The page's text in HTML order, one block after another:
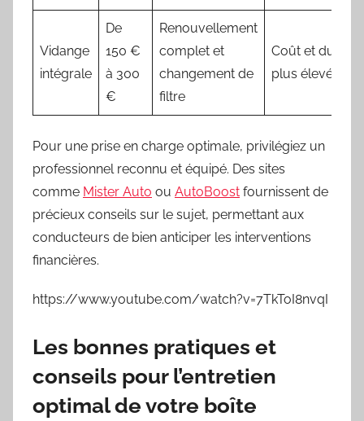
Vidange
intégrale
De
150 €
à 300
€
Renouvellement
complet et
changement de
filtre
Coût et durée
plus élevés
Pour une prise en charge optimale, privilégiez un
professionnel reconnu et équipé. Des sites
comme Mister Auto ou AutoBoost fournissent de
précieux conseils sur le sujet, permettant aux
conducteurs de bien anticiper les interventions
financières.
https://www.youtube.com/watch?v=7TkToI8nvqI
Les bonnes pratiques et
conseils pour l’entretien
optimal de votre boîte